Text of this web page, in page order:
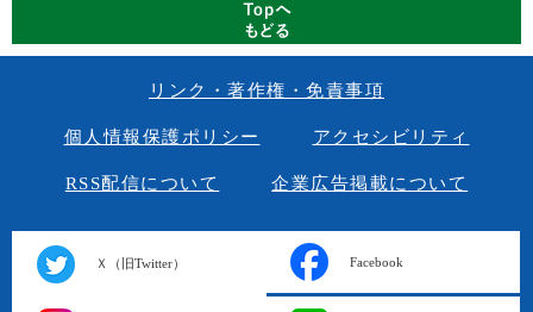
リンク・著作権・免責事項
個人情報保護ポリシー アクセシビリティ
RSS配信について 企業広告掲載について
Ｘ（旧Twitter） Facebook